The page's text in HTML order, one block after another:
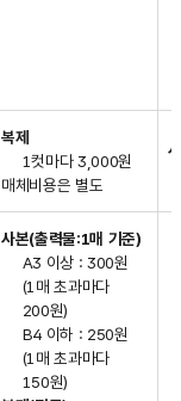
복제
1컷마다 3,000원
매체비용은 별도
사본(출력물:1매 기준)
A3 이상 : 300원
(1매 초과마다
200원)
B4 이하 : 250원
(1매 초과마다
150원)